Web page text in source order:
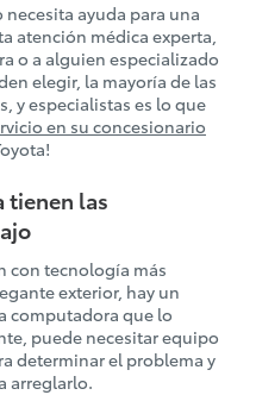
ayuda para una
atención médica experta,
o a alguien especializado
elegir, la mayoría de las
y especialistas es lo que
en su concesionario
tienen las
con tecnología más
exterior, hay un
computadora que lo
puede necesitar equipo
determinar el problema y
arreglarlo.